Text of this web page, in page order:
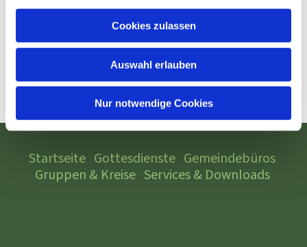
Cookies zulassen
Auswahl erlauben
Nur notwendige Cookies
Startseite Gottesdienste Gemeindebüros
Gruppen & Kreise Services & Downloads